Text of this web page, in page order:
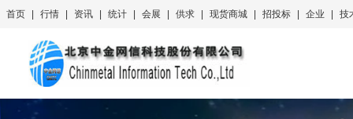
首页 行情 资讯 统计 会展 供求 现货商城 招投标 企业 技